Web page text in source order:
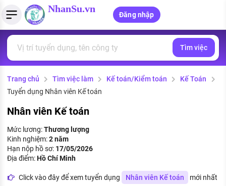
NhanSu.vn
Đăng nhập
Tìm việc làm
Việc làm ngành luật
Việc làm tốt nhất
CÔNG TY
Danh sách nhà tuyển dụng
Quản lý CV
Tải CV lên
MẪU CV THEO STYLE
Mẫu CV đơn giản
Mẫu CV hiện đại
Tính lương Gross - Net
Tính thuế thu nhập cá nhân
PHÁP LUẬT VIỆT NAM
Văn bản pháp luật
Chính sách mới
PHÁP LUẬT LAO ĐỘNG
Lao động và tiền lương
Bảo hiểm và phúc lợi
Thuế thu nhập
Tìm việc
Trang chủ Tìm việc làm Kế toán/Kiểm toán
Kế Toán
Tuyển dụng Nhân viên Kế toán
Nhân viên Kế toán
Mức lương:Thương lượng
Kinh nghiệm:2 năm
Hạn nộp hồ sơ: 17/05/2026
Địa điểm:Hồ Chí Minh
Click vào đây để xem tuyển dụng Nhân viên Kế toán mới nhất